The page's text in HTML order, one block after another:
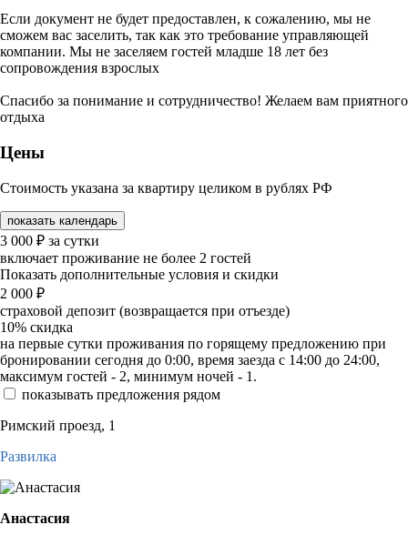
Если документ не будет предоставлен, к сожалению, мы не
сможем вас заселить, так как это требование управляющей
компании. Мы не заселяем гостей младше 18 лет без
сопровождения взрослых
Спасибо за понимание и сотрудничество! Желаем вам приятного
отдыха
Цены
Стоимость указана за квартиру целиком в рублях РФ
показать календарь
3 000 ₽ за сутки
включает проживание не более 2 гостей
Показать дополнительные условия и скидки
2 000 ₽
страховой депозит (возвращается при отъезде)
10% скидка
на первые сутки проживания по горящему предложению при
бронировании сегодня до 0:00, время заезда с 14:00 до 24:00,
максимум гостей - 2, минимум ночей - 1.
показывать предложения рядом
Римский проезд, 1
Развилка
Анастасия